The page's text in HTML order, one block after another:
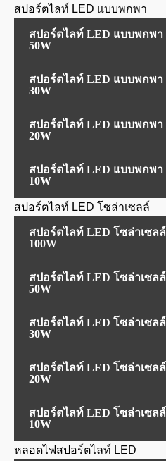
สปอร์ตไลท์ LED แบบพกพา
สปอร์ตไลท์ LED แบบพกพา
50W
สปอร์ตไลท์ LED แบบพกพา
30W
สปอร์ตไลท์ LED แบบพกพา
20W
สปอร์ตไลท์ LED แบบพกพา
10W
สปอร์ตไลท์ LED โซล่าเซลล์
สปอร์ตไลท์ LED โซล่าเซลล์
100W
สปอร์ตไลท์ LED โซล่าเซลล์
50W
สปอร์ตไลท์ LED โซล่าเซลล์
30W
สปอร์ตไลท์ LED โซล่าเซลล์
20W
สปอร์ตไลท์ LED โซล่าเซลล์
10W
หลอดไฟสปอร์ตไลท์ LED